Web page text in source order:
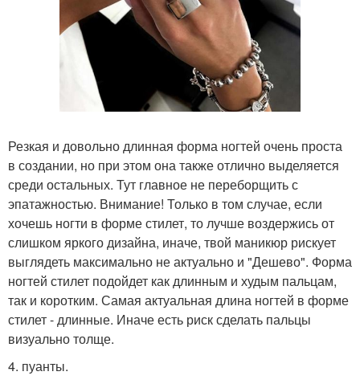
Резкая и довольно длинная форма ногтей очень проста
в создании, но при этом она также отлично выделяется
среди остальных. Тут главное не переборщить с
эпатажностью. Внимание! Только в том случае, если
хочешь ногти в форме стилет, то лучше воздержись от
слишком яркого дизайна, иначе, твой маникюр рискует
выглядеть максимально не актуально и "Дешево". Форма
ногтей стилет подойдет как длинным и худым пальцам,
так и коротким. Самая актуальная длина ногтей в форме
стилет - длинные. Иначе есть риск сделать пальцы
визуально толще.
4. пуанты.